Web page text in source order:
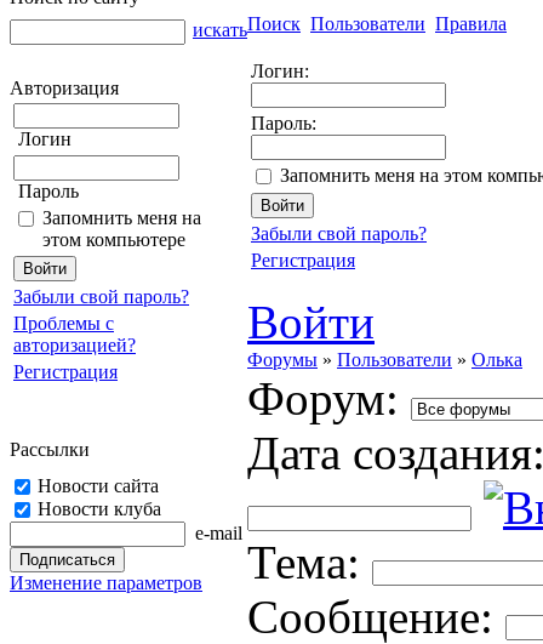
искать
Авторизация
Логин
Пароль
Запомнить меня на
этом компьютере
Забыли свой пароль?
Проблемы с
авторизацией?
Регистрация
Рассылки
Новости сайта
Новости клуба
e-mail
Изменение параметров
Поиск Пользователи Правила
Логин:
Пароль:
Запомнить меня на этом
Забыли свой пароль?
Регистрация
Войти
Форумы » Пользователи » Олька
Форум:
Дата
Тема:
Cooбщение: